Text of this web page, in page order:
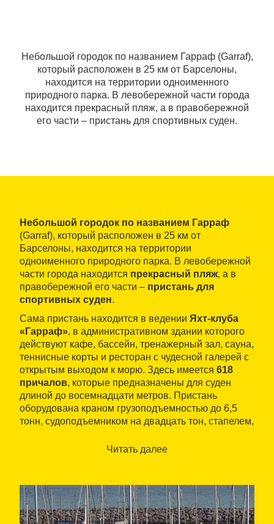
Небольшой городок по названием Гарраф (Garraf),
который расположен в 25 км от Барселоны,
находится на территории одноименного
природного парка. В левобережной части города
находится прекрасный пляж, а в правобережной
его части – пристань для спортивных суден.
Небольшой городок по названием Гарраф
(Garraf), который расположен в 25 км от
Барселоны, находится на территории
одноименного природного парка. В левобережной
части города находится прекрасный пляж, а в
правобережной его части – пристань для
спортивных суден.
Сама пристань находится в ведении Яхт-клуба
«Гарраф», в административном здании которого
действуют кафе, бассейн, тренажерный зал, сауна,
теннисные корты и ресторан с чудесной галерей с
открытым выходом к морю. Здесь имеется 618
причалов, которые предназначены для суден
длиной до восемнадцати метров. Пристань
оборудована краном грузоподъемностью до 6,5
тонн, судоподъемником на двадцать тон, стапелем,
метеорологической службой , системой сбора
гоночных парусниках, в первую очередь на
одноместных и двухместных парусниках таких
классов, какLa PetroleraиLes Columbretes.
Читать далее